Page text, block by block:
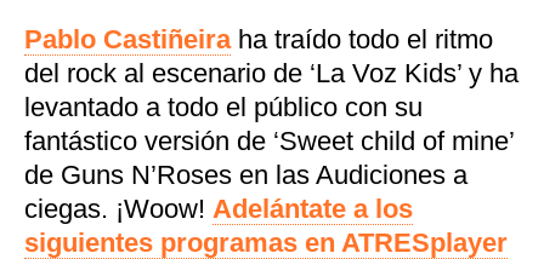
Pablo Castiñeiraha traído todo el ritmo
del rock al escenario de ‘La Voz Kids’ y ha
levantado a todo el público con su
fantástico versión de ‘Sweet child of mine’
de Guns N’Roses en las Audiciones a
ciegas. ¡Woow! Adelántate a los
siguientes programas en ATRESplayer